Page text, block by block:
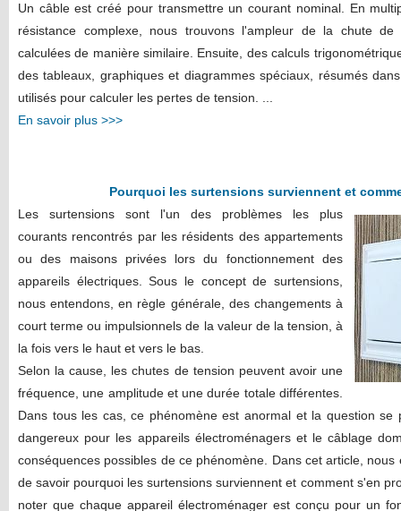
Un câble est créé pour transmettre un courant nominal. En
résistance complexe, nous trouvons l'ampleur de la chute
calculées de manière similaire. Ensuite, des calculs
des tableaux, graphiques et diagrammes spéciaux, résumés
utilisés pour calculer les pertes de tension.
En savoir plus >>>
Pourquoi les surtensions surviennent et
Les surtensions sont l'un des problèmes les plus
courants rencontrés par les résidents des appartements
ou des maisons privées lors du fonctionnement des
appareils électriques. Sous le concept de surtensions,
nous entendons, en règle générale, des changements à
court terme ou impulsionnels de la valeur de la tension, à
la fois vers le haut et vers le bas.
Selon la cause, les chutes de tension peuvent avoir une
fréquence, une amplitude et une durée totale différentes.
Dans tous les cas, ce phénomène est anormal et la question
dangereux pour les appareils électroménagers et le câblage
conséquences possibles de ce phénomène. Dans cet article,
de savoir pourquoi les surtensions surviennent et comment s'en
noter que chaque appareil électroménager est conçu pour un